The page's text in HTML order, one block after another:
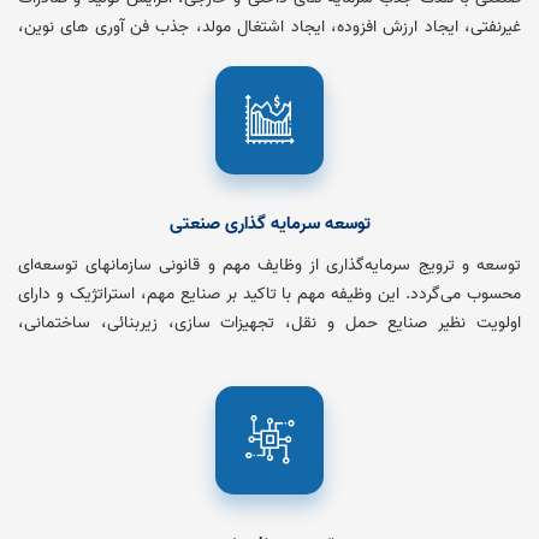
غیرنفتی، ایجاد ارزش افزوده، ایجاد اشتغال مولد، جذب فن آوری های نوین،
های مورد نیاز سرمایه گذاران بخش خصوصی در مناطق ویژه اقتصادی را فراهم
توسعه سرمایه گذاری صنعتی
توسعه و ترویج سرمایه‌گذاری از وظایف مهم و قانونی سازمانهای توسعه‌ای
محسوب می‌گردد. این وظیفه مهم با تاکید بر صنایع مهم، استراتژیک و دارای
اولویت نظیر صنایع حمل و نقل، تجهیزات سازی، زیربنائی، ساختمانی،